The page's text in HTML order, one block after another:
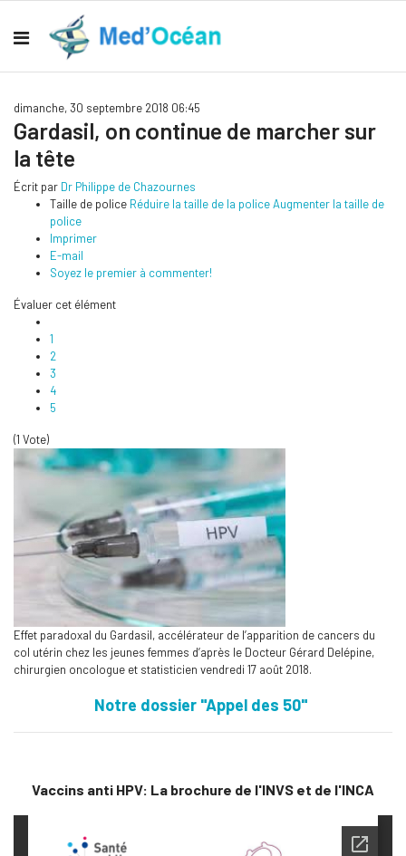
dimanche, 30 septembre 2018 06:45
Gardasil, on continue de marcher sur
la tête
Écrit par Dr Philippe de Chazournes
Taille de police Réduire la taille de la policeAugmenter la taille de
police
Imprimer
E-mail
Soyez le premier à commenter!
Évaluer cet élément
1
2
3
4
5
(1 Vote)
Effet paradoxal du Gardasil, accélérateur de l’apparition de cancers du
col utérin chez les jeunes femmes d’après le Docteur Gérard Delépine,
chirurgien oncologue et statisticien vendredi 17 août 2018.
Notre dossier "Appel des 50"
Vaccins anti HPV: La brochure de l'INVS et de l'INCA